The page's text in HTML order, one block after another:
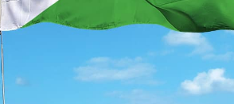
ПІРАТСЬКІ ПРАПОРИ
АКСЕСУАРИ ТА
СУВЕНІРИ